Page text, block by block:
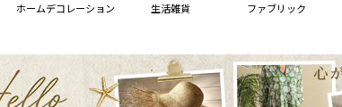
ホームデコレーション 生活雑貨 ファブリック